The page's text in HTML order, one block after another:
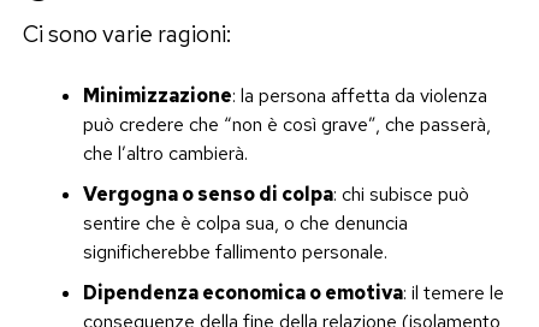
Ci sono varie ragioni:
Minimizzazione: la persona affetta da violenza
può credere che “non è così grave”, che passerà,
che l’altro cambierà.
Vergogna o senso di colpa: chi subisce può
sentire che è colpa sua, o che denuncia
significherebbe fallimento personale.
Dipendenza economica o emotiva: il temere le
conseguenze della fine della relazione (isolamento,